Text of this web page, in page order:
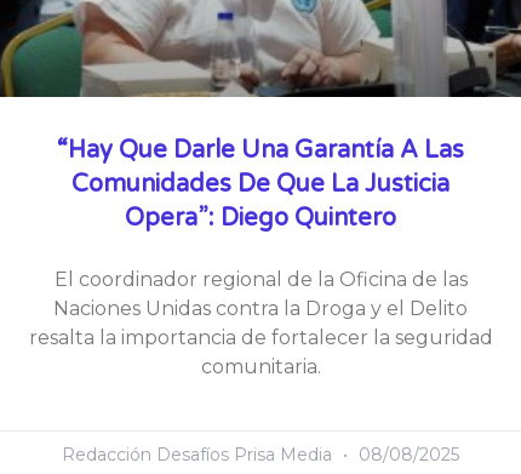
“Hay Que Darle Una Garantía A Las
Comunidades De Que La Justicia
Opera”: Diego Quintero
El coordinador regional de la Oficina de las
Naciones Unidas contra la Droga y el Delito
resalta la importancia de fortalecer la seguridad
comunitaria.
Redacción Desafíos Prisa Media 08/08/2025